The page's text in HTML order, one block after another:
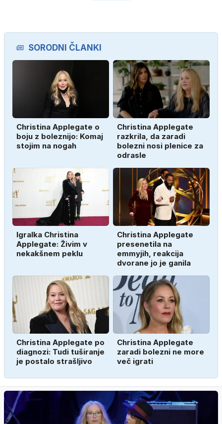
SORODNI ČLANKI
Christina Applegate o
boju z boleznijo: Komaj
stojim na nogah
Christina Applegate
razkrila, da zaradi
bolezni nosi plenice za
odrasle
Igralka Christina
Applegate: Živim v
nekakšnem peklu
Christina Applegate
presenetila na
emmyjih, reakcija
dvorane jo je ganila
Christina Applegate po
diagnozi: Tudi tuširanje
je postalo strašljivo
Christina Applegate
zaradi bolezni ne more
več igrati